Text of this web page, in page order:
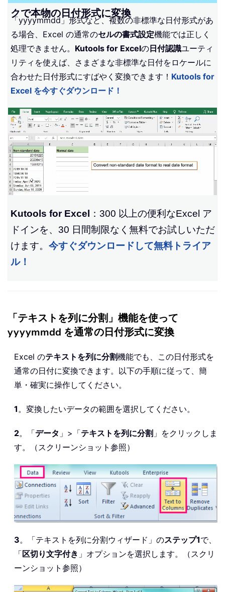
クで本物の日付形式に変換
「yyyymmdd」形式など、複数の非標準な日付形式があ
る場合、Excel の通常のセルの書式設定機能では正しく
処理できません。 Kutools for Excelの日付認識ユーティ
リティを使えば、さまざまな非標準な日付をロケールに
合わせた日付形式にすばやく変換できます！ Kutools for
Excel を今すぐダウンロード！
Kutools for Excel ：300 以上の便利なExcel ア
ドインを、30 日間制限なく無料でお試しいただ
けます。 今すぐダウンロードして無料トライア
ル！
「テキストを列に分割」機能を使って
yyyymmdd を通常の日付形式に変換
Excel のテキストを列に分割機能でも、この日付形式を
通常の日付に変換できます。以下の手順に従って、簡
単・確実に操作してください。
1 。変換したいデータの範囲を選択してください。
2。「データ 」>「テキストを列に分割 」をクリックしま
す。（スクリーンショット参照）
3。「テキストを列に分割ウィザード」のステップ1で、
「区切り文字付き 」オプションを選択します。（スクリ
ーンショット参照）